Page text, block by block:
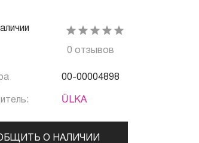
0 отзывов
00-00004898
ÜLKA
О НАЛИЧИИ